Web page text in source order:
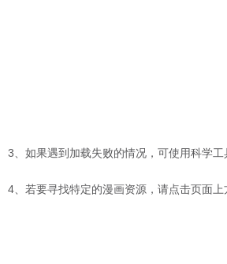
3、如果遇到加载失败的情况，可使用科学工
4、若要寻找特定的漫画资源，请点击页面上